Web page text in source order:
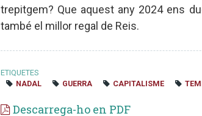
trepitgem? Que aquest any 2024 ens
també el millor regal de Reis.
ETIQUETES
NADAL
GUERRA CAPITALISME
Descarrega-ho en PDF